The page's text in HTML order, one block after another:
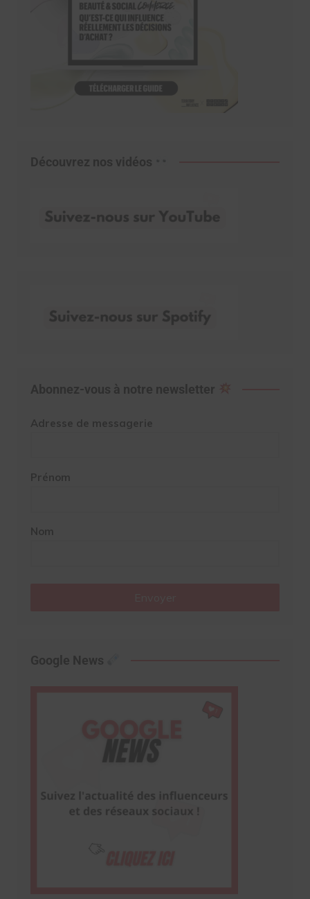
Découvrez nos vidéos
Abonnez-vous à notre newsletter
Adresse de messagerie
Prénom
Nom
Google News